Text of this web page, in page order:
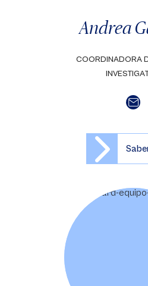
Andrea
COORDINADORA